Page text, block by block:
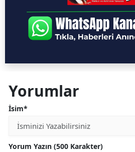
Yorumlar
İsim*
Yorum Yazın (500 Karakter)